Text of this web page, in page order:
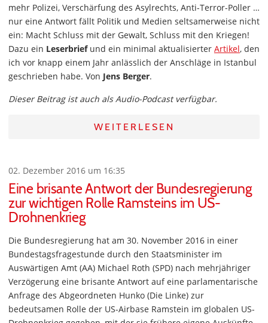
mehr Polizei, Verschärfung des Asylrechts, Anti-Terror-Poller …
nur eine Antwort fällt Politik und Medien seltsamerweise nicht
ein: Macht Schluss mit der Gewalt, Schluss mit den Kriegen!
Dazu ein Leserbriefund ein minimal aktualisierter Artikel, den
ich vor knapp einem Jahr anlässlich der Anschläge in Istanbul
geschrieben habe. Von Jens Berger.
Dieser Beitrag ist auch als Audio-Podcast verfügbar.
WEITERLESEN
02. Dezember 2016 um 16:35
Eine brisante Antwort der Bundesregierung
zur wichtigen Rolle Ramsteins im US-
Drohnenkrieg
Die Bundesregierung hat am 30. November 2016 in einer
Bundestagsfragestunde durch den Staatsminister im
Auswärtigen Amt (AA) Michael Roth (SPD) nach mehrjähriger
Verzögerung eine brisante Antwort auf eine parlamentarische
Anfrage des Abgeordneten Hunko (Die Linke) zur
bedeutsamen Rolle der US-Airbase Ramstein im globalen US-